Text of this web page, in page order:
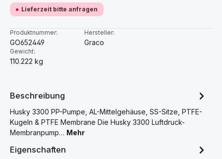
Lieferzeit bitte anfragen
Produktnummer:
GO652449
Hersteller:
Graco
Gewicht:
110.222 kg
Beschreibung
Husky 3300 PP-Pumpe, AL-Mittelgehäuse, SS-Sitze, PTFE-
Kugeln & PTFE Membrane Die Husky 3300 Luftdruck-
Membranpump… Mehr
Eigenschaften